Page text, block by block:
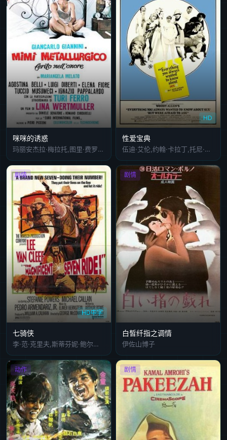
咪咪的诱惑
玛丽安杰拉·梅拉托,图里·费罗,吉安卡罗·吉安尼尼
HD
性爱宝典
伍迪·艾伦,约翰·卡拉丁,托尼·霍尔特,杰克·巴里,娄·雅可比,露易丝·拉塞尔,安东尼·奎尔,琳恩·雷德格瑞夫,托尼·兰德尔,伯特·雷诺兹,吉恩·怀尔德,希瑟·麦克雷
剧情
HD中字
七骑侠
李·范·克里夫,斯蒂芬妮·鲍尔斯,迈克尔·卡兰,小佩德罗·阿门达里斯
剧情
白皙纤指之调情
伊佐山博子
动作 剧情